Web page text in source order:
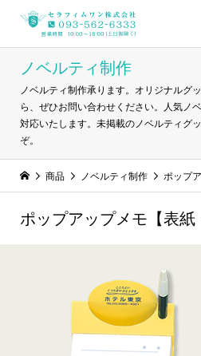
ノベルティ制作
ノベルティ制作承ります。オリジナルグ
ら、ぜひお問い合わせください。人気ノ
対応いたします。未掲載のノベルティグ
ぞ。
商品 ノベルティ制作 ポップ
ポップアップメモ【表紙